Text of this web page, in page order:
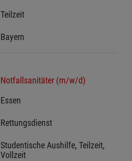
Teilzeit
Bayern
Notfallsanitäter (m/w/d)
Essen
Rettungsdienst
Studentische Aushilfe, Teilzeit,
Vollzeit